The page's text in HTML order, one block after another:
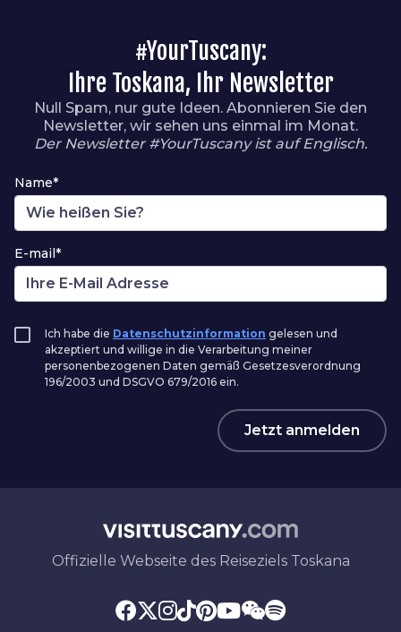
#YourTuscany:
Ihre Toskana, Ihr Newsletter
Null Spam, nur gute Ideen. Abonnieren Sie den
Newsletter, wir sehen uns einmal im Monat.
Der Newsletter #YourTuscany ist auf Englisch.
Name*
E-mail*
Ich habe die Datenschutzinformation gelesen und
akzeptiert und willige in die Verarbeitung meiner
personenbezogenen Daten gemäß Gesetzesverordnung
196/2003 und DSGVO 679/2016 ein.
Jetzt anmelden
Offizielle Webseite des Reiseziels Toskana